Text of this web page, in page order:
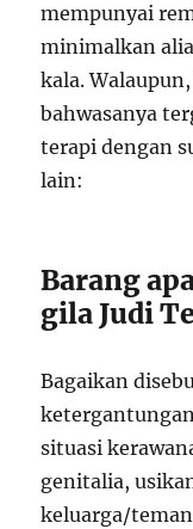
mempunyai
minimalkan
kala.
bahwasanya
terapi dengan
lain:
Barang
gila Judi
Bagaikan
situasi
genitalia,
keluarga/